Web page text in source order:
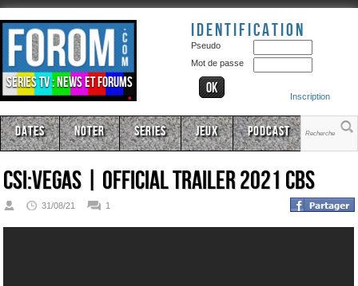
Séries TV : news et forums
Identification
Pseudo
Mot de passe
Inscription
Dates Noter Series Jeux Podcast
Csi:vegas | Official Trailer 2021 CBS
31/08/21 1